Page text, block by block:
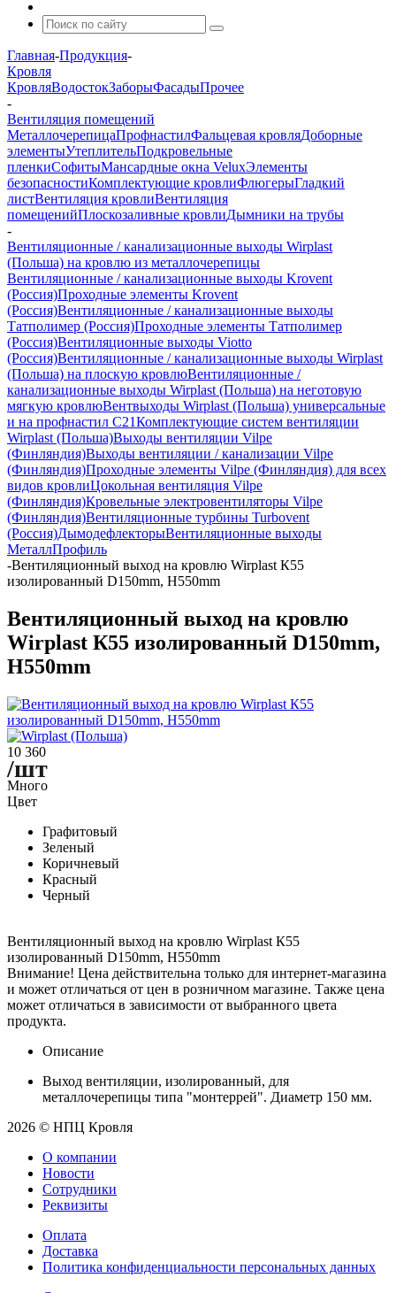
Главная-Продукция-
Кровля
КровляВодостокЗаборыФасадыПрочее
-
Вентиляция помещений
МеталлочерепицаПрофнастилФальцевая кровляДоборные
элементыУтеплительПодкровельные
пленкиСофитыМансардные окна VeluxЭлементы
безопасностиКомплектующие кровлиФлюгерыГладкий
листВентиляция кровлиВентиляция
помещенийПлоскозаливные кровлиДымники на трубы
-
Вентиляционные / канализационные выходы Wirplast
(Польша) на кровлю из металлочерепицы
Вентиляционные / канализационные выходы Krovent
(Россия)Проходные элементы Krovent
(Россия)Вентиляционные / канализационные выходы
Татполимер (Россия)Проходные элементы Татполимер
(Россия)Вентиляционные выходы Viotto
(Россия)Вентиляционные / канализационные выходы Wirplast
(Польша) на плоскую кровлюВентиляционные /
канализационные выходы Wirplast (Польша) на неготовую
мягкую кровлюВентвыходы Wirplast (Польша) универсальные
и на профнастил С21Комплектующие систем вентиляции
Wirplast (Польша)Выходы вентиляции Vilpe
(Финляндия)Выходы вентиляции / канализации Vilpe
(Финляндия)Проходные элементы Vilpe (Финляндия) для всех
видов кровлиЦокольная вентиляция Vilpe
(Финляндия)Кровельные электровентиляторы Vilpe
(Финляндия)Вентиляционные турбины Turbovent
(Россия)ДымодефлекторыВентиляционные выходы
МеталлПрофиль
-Вентиляционный выход на кровлю Wirplast К55
изолированный D150mm, H550mm
Вентиляционный выход на кровлю
Wirplast К55 изолированный D150mm,
H550mm
10 360
/шт
Много
Цвет
Графитовый
Зеленый
Коричневый
Красный
Черный
Вентиляционный выход на кровлю Wirplast К55
изолированный D150mm, H550mm
Внимание! Цена действительна только для интернет-магазина
и может отличаться от цен в розничном магазине. Также цена
может отличаться в зависимости от выбранного цвета
продукта.
Описание
Выход вентиляции, изолированный, для
металлочерепицы типа "монтеррей". Диаметр 150 мм.
2026 © НПЦ Кровля
О компании
Новости
Сотрудники
Реквизиты
Оплата
Доставка
Политика конфиденциальности персональных данных